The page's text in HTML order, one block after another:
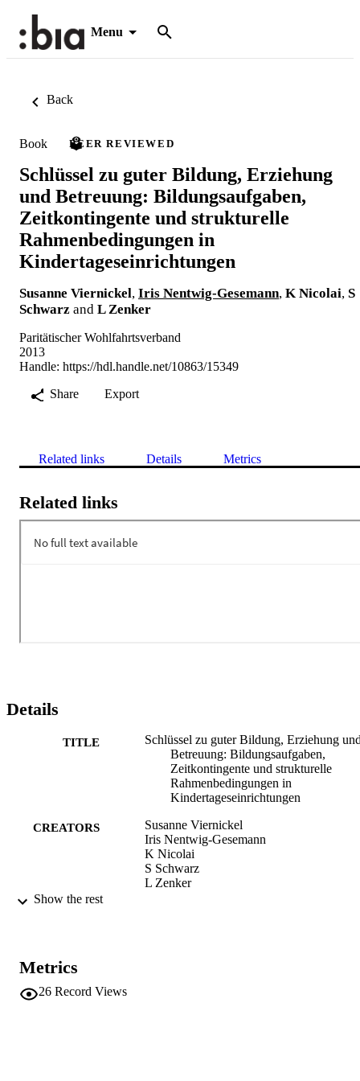
Menu
Back
Book PEER REVIEWED
Schlüssel zu guter Bildung, Erziehung
und Betreuung: Bildungsaufgaben,
Zeitkontingente und strukturelle
Rahmenbedingungen in
Kindertageseinrichtungen
Susanne Viernickel, Iris Nentwig-Gesemann, K Nicolai, S
Schwarz and L Zenker
Paritätischer Wohlfahrtsverband
2013
Handle: https://hdl.handle.net/10863/15349
Share
Export
Related links Details Metrics
Related links
Details
TITLE
Schlüssel zu guter Bildung, Erziehung
Betreuung: Bildungsaufgaben,
Zeitkontingente und strukturelle
Rahmenbedingungen in
Kindertageseinrichtungen
CREATORS
Susanne Viernickel
Iris Nentwig-Gesemann
K Nicolai
S Schwarz
L Zenker
NUMBER OF
Show the rest
Metrics
26 Record Views